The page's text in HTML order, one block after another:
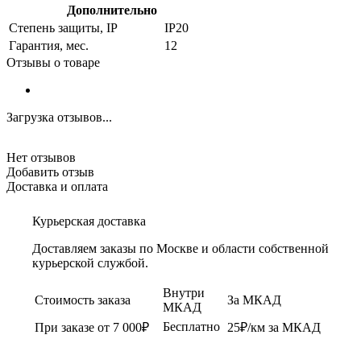
Дополнительно
Степень защиты, IP
IP20
Гарантия, мес.
12
Отзывы о товаре
Загрузка отзывов...
Нет отзывов
Добавить отзыв
Доставка и оплата
Курьерская доставка
Доставляем заказы по Москве и области собственной
курьерской службой.
Стоимость заказа
Внутри
МКАД
За МКАД
При заказе от 7 000₽
Бесплатно 25₽/км за МКАД